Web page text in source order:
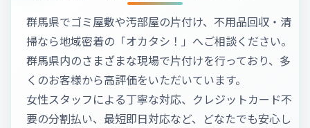
群馬県でゴミ屋敷や汚部屋の片付け、不用品回収・清
掃なら地域密着の「オカタシ！」へご相談ください。
群馬県内のさまざまな現場で片付けを行っており、多
くのお客様から高評価をいただいています。
女性スタッフによる丁寧な対応、クレジットカード不
要の分割払い、最短即日対応など、どなたでも安心し